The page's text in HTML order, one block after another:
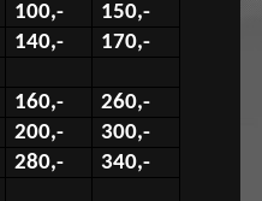
100,-
150,-
140,- 170,-
160,-
260,-
200,-
300,-
280,- 340,-